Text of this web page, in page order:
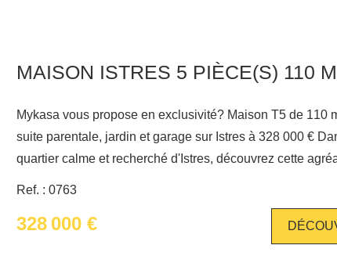
MAISON ISTRES 5 PIÈCE(S) 110
Mykasa vous propose en exclusivité? Maison T5 de 110
suite parentale, jardin et garage sur Istres à 328 000 € Dans un
quartier calme et recherché d'Istres, découvrez cette
apprécierez sa suite parentale de plain-pied, composée
chambre avec salle d'eau privative, ainsi qu'un bureau,
Ref. : 0763
328 000 €